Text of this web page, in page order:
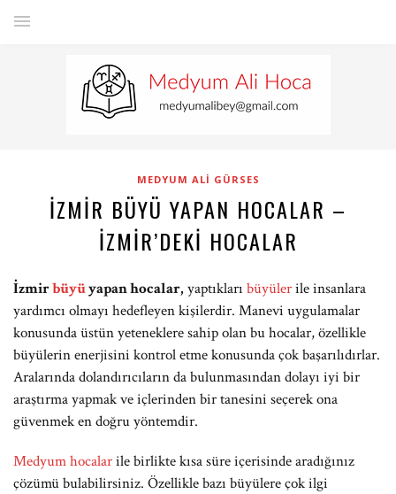
MEDYUM ALI GÜRSES
İZMIR BÜYÜ YAPAN HOCALAR –
İZMIR’DEKI HOCALAR
İzmirbüyüyapan hocalar,yaptıkları büyülerile insanlara
yardımcı olmayı hedefleyen kişilerdir. Manevi uygulamalar
konusunda üstün yeteneklere sahip olan bu hocalar, özellikle
büyülerin enerjisini kontrol etme konusunda çok başarılıdırlar.
Aralarında dolandırıcıların da bulunmasından dolayı iyi bir
araştırma yapmak ve içlerinden bir tanesini seçerek ona
güvenmek en doğru yöntemdir.
Medyum hocalarile birlikte kısa süre içerisinde aradığınız
çözümü bulabilirsiniz. Özellikle bazı büyülere çok ilgi